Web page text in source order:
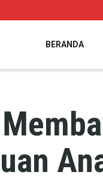
BERANDA